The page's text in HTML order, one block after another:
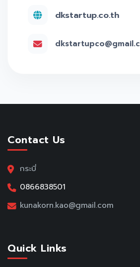
dkstartup.co.th
Contact Us
กระบี่
0866838501
kunakorn.kao@gmail.com
Quick Links